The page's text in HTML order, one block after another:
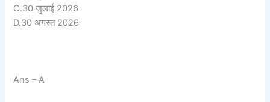
C.30 जुलाई 2026
D.30 अगस्त 2026
Ans – A